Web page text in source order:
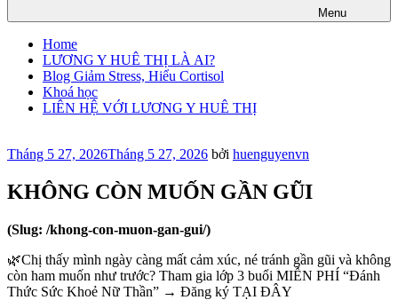
Menu
Home
LƯƠNG Y HUÊ THỊ LÀ AI?
Blog Giảm Stress, Hiểu Cortisol
Khoá học
LIÊN HỆ VỚI LƯƠNG Y HUÊ THỊ
Đăng
Tháng 5 27, 2026Tháng 5 27, 2026 bởi huenguyenvn
KHÔNG CÒN MUỐN GẦN GŨI
(Slug: /khong-con-muon-gan-gui/)
🌿Chị thấy mình ngày càng mất cảm xúc, né tránh gần gũi và không
còn ham muốn như trước? Tham gia lớp 3 buổi MIỄN PHÍ “Đánh
Thức Sức Khoẻ Nữ Thần” → Đăng ký TẠI ĐÂY